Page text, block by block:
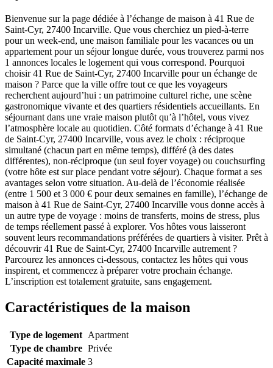
Bienvenue sur la page dédiée à l’échange de maison à 41 Rue de
Saint-Cyr, 27400 Incarville. Que vous cherchiez un pied-à-terre
pour un week-end, une maison familiale pour les vacances ou un
appartement pour un séjour longue durée, vous trouverez parmi nos
1 annonces locales le logement qui vous correspond. Pourquoi
choisir 41 Rue de Saint-Cyr, 27400 Incarville pour un échange de
maison ? Parce que la ville offre tout ce que les voyageurs
recherchent aujourd’hui : un patrimoine culturel riche, une scène
gastronomique vivante et des quartiers résidentiels accueillants. En
séjournant dans une vraie maison plutôt qu’à l’hôtel, vous vivez
l’atmosphère locale au quotidien. Côté formats d’échange à 41 Rue
de Saint-Cyr, 27400 Incarville, vous avez le choix : réciproque
simultané (chacun part en même temps), différé (à des dates
différentes), non-réciproque (un seul foyer voyage) ou couchsurfing
(votre hôte est sur place pendant votre séjour). Chaque format a ses
avantages selon votre situation. Au-delà de l’économie réalisée
(entre 1 500 et 3 000 € pour deux semaines en famille), l’échange de
maison à 41 Rue de Saint-Cyr, 27400 Incarville vous donne accès à
un autre type de voyage : moins de transferts, moins de stress, plus
de temps réellement passé à explorer. Vos hôtes vous laisseront
souvent leurs recommandations préférées de quartiers à visiter. Prêt à
découvrir 41 Rue de Saint-Cyr, 27400 Incarville autrement ?
Parcourez les annonces ci-dessous, contactez les hôtes qui vous
inspirent, et commencez à préparer votre prochain échange.
L’inscription est totalement gratuite, sans engagement.
Caractéristiques de la maison
Type de logement Apartment
Type de chambre Privée
Capacité maximale 3